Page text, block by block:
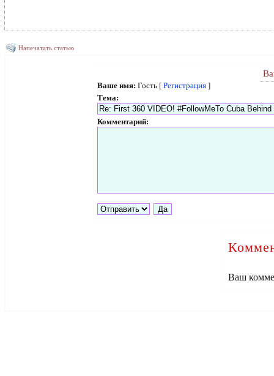
Напечатать статью
Ваше имя: Гость [ Регистрация ]
Тема:
Комментарий:
Ваш